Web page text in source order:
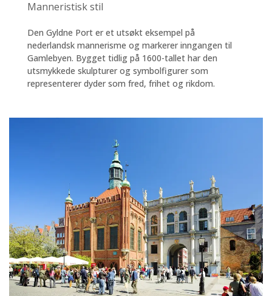
Manneristisk stil
Den Gyldne Port er et utsøkt eksempel på
nederlandsk mannerisme og markerer inngangen til
Gamlebyen. Bygget tidlig på 1600-tallet har den
utsmykkede skulpturer og symbolfigurer som
representerer dyder som fred, frihet og rikdom.